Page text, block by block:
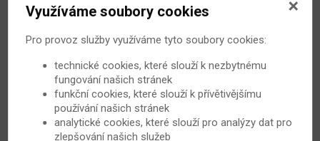
16. 5. 2019 Revmatoidní artritida
Využíváme soubory cookies
Pro provoz služby využíváme tyto soubory cookies:
technické cookies, které slouží k nezbytnému
fungování našich stránek
funkční cookies, které slouží k přívětivějšímu
používání našich stránek
analytické cookies, které slouží pro analýzy dat pro
zlepšování našich služeb